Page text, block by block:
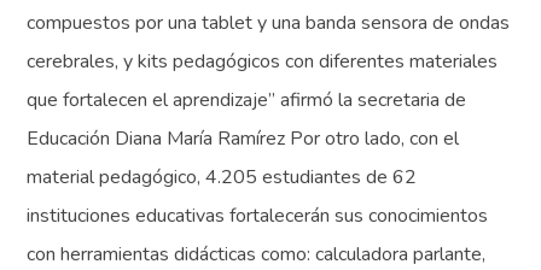
compuestos por una tablet y una banda sensora de ondas
cerebrales, y kits pedagógicos con diferentes materiales
que fortalecen el aprendizaje” afirmó la secretaria de
Educación Diana María Ramírez Por otro lado, con el
material pedagógico, 4.205 estudiantes de 62
instituciones educativas fortalecerán sus conocimientos
con herramientas didácticas como: calculadora parlante,